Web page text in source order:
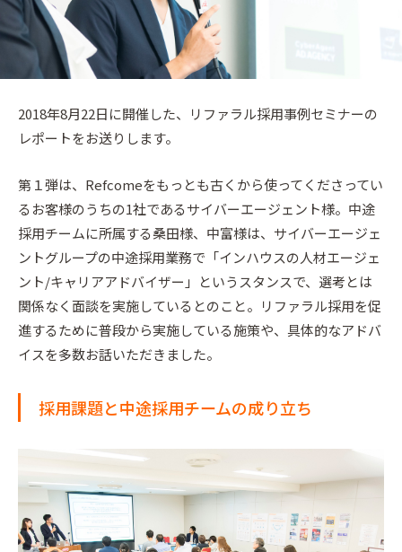
2018年8月22日に開催した、リファラル採用事例セミナーの
レポートをお送りします。
第１弾は、Refcomeをもっとも古くから使ってくださってい
るお客様のうちの1社であるサイバーエージェント様。中途
採用チームに所属する桑田様、中富様は、サイバーエージェ
ントグループの中途採用業務で「インハウスの人材エージェ
ント/キャリアアドバイザー」というスタンスで、選考とは
関係なく面談を実施しているとのこと。リファラル採用を促
進するために普段から実施している施策や、具体的なアドバ
イスを多数お話いただきました。
採用課題と中途採用チームの成り立ち